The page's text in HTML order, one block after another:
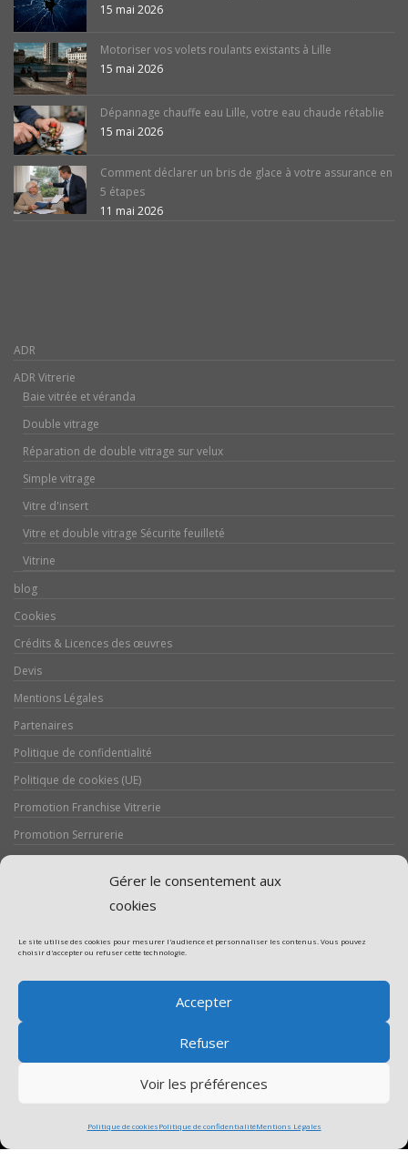
Gérer le consentement aux
cookies
Le site utilise des cookies pour mesurer l'audience et personnaliser les contenus. Vous pouvez
choisir d'accepter ou refuser cette technologie.
Accepter
Refuser
Voir les préférences
Politique de cookiesPolitique de confidentialitéMentions Légales
15 mai 2026
Motoriser vos volets roulants existants à Lille
15 mai 2026
Dépannage chauffe eau Lille, votre eau chaude rétablie
15 mai 2026
Comment déclarer un bris de glace à votre assurance en
5 étapes
11 mai 2026
ADR
ADR Vitrerie
Baie vitrée et véranda
Double vitrage
Réparation de double vitrage sur velux
Simple vitrage
Vitre d'insert
Vitre et double vitrage Sécurite feuilleté
Vitrine
blog
Cookies
Crédits & Licences des œuvres
Devis
Mentions Légales
Partenaires
Politique de confidentialité
Politique de cookies (UE)
Promotion Franchise Vitrerie
Promotion Serrurerie